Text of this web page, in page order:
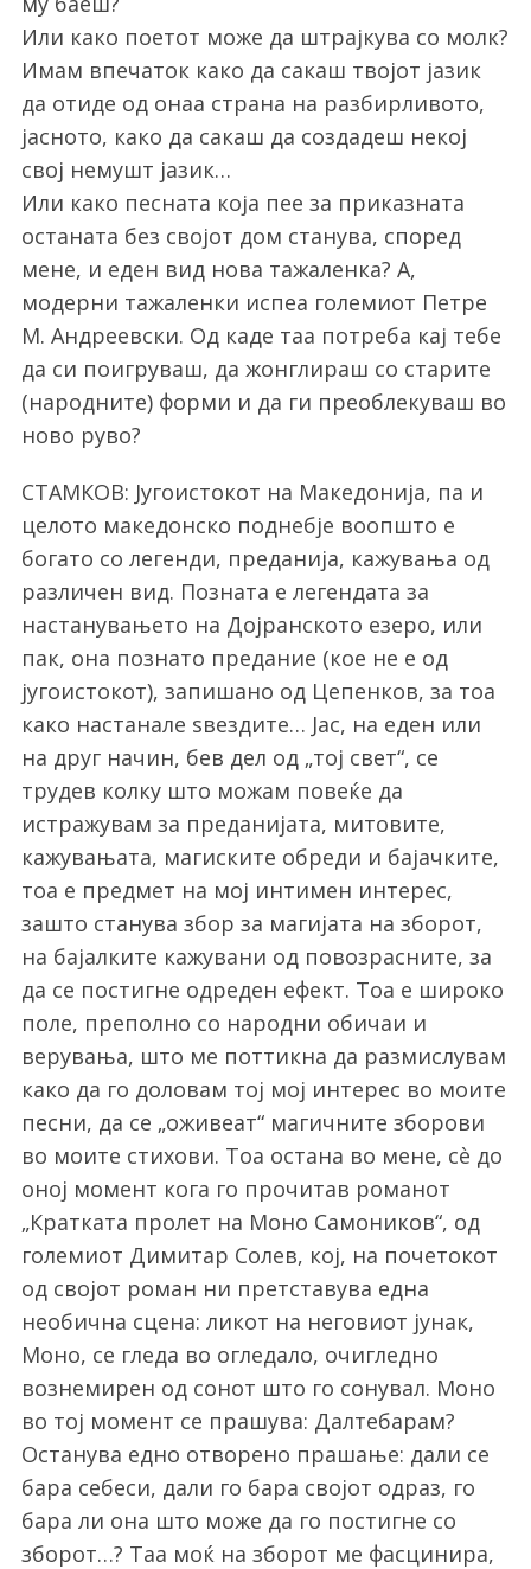
Или како поетот може да штрајкува со молк?
Имам впечаток како да сакаш твојот јазик
да отиде од онаа страна на разбирливото,
јасното, како да сакаш да создадеш некој
свој немушт јазик…
Или како песната која пее за приказната
останата без својот дом станува, според
мене, и еден вид нова тажаленка? А,
модерни тажаленки испеа големиот Петре
М. Андреевски. Од каде таа потреба кај тебе
да си поигруваш, да жонглираш со старите
(народните) форми и да ги преоблекуваш во
ново руво?
СТАМКОВ: Југоистокот на Македонија, па и
целото македонско поднебје воопшто е
богато со легенди, преданија, кажувања од
различен вид. Позната е легендата за
настанувањето на Дојранското езеро, или
пак, она познато предание (кое не е од
југоистокот), запишано од Цепенков, за тоа
како настанале ѕвездите… Јас, на еден или
на друг начин, бев дел од „тој свет“, се
трудев колку што можам повеќе да
истражувам за преданијата, митовите,
кажувањата, магиските обреди и бајачките,
тоа е предмет на мој интимен интерес,
зашто станува збор за магијата на зборот,
на бајалките кажувани од повозрасните, за
да се постигне одреден ефект. Тоа е широко
поле, преполно со народни обичаи и
верувања, што ме поттикна да размислувам
како да го доловам тој мој интерес во моите
песни, да се „оживеат“ магичните зборови
во моите стихови. Тоа остана во мене, сè до
оној момент кога го прочитав романот
„Кратката пролет на Моно Самоников“, од
големиот Димитар Солев, кој, на почетокот
од својот роман ни претставува една
необична сцена: ликот на неговиот јунак,
Моно, се гледа во огледало, очигледно
вознемирен од сонот што го сонувал. Моно
во тој момент се прашува: Далтебарам?
Останува едно отворено прашање: дали се
бара себеси, дали го бара својот одраз, го
бара ли она што може да го постигне со
зборот…? Таа моќ на зборот ме фасцинира,